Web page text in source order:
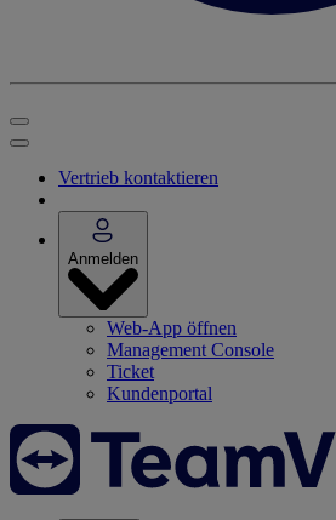
Vertrieb kontaktieren
Anmelden
Web-App öffnen
Management Console
Ticket
Kundenportal